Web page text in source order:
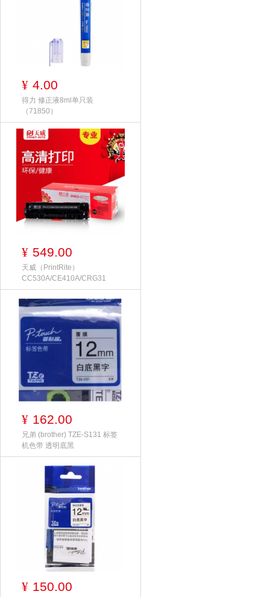
¥ 4.00
得力 修正液8ml单只装
（71850）
¥ 549.00
天威（PrintRite）
CC530A/CE410A/CRG31
¥ 162.00
兄弟 (brother) TZE-S131 标签
机色带 透明底黑
¥ 150.00